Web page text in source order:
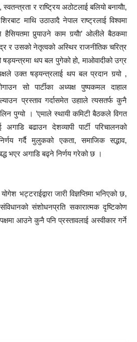
र राष्ट्रिय अठोटलाई बलियो बनायौा,
माथि उठाउादै नेपाल राष्ट्रलाई विश्वमा
पुर्‍याउने काम गर्‍यौा’ ओलीले बैठकमा
र उसको नेतृत्वको अस्थिर राजनीतिक चरित्र
षड्यन्त्रमा थप बल पुगेको हो, माओवादीको उग्र
उक्त षड्यन्त्रलाई थप बल प्रदान गर्‍यो ,
सो पार्टीका अध्यक्ष पुष्पकमल दाहाल
ल्याउन प्रस्ताव गर्दासमेत उहााले त्यसतर्फ कुनै
पुग्यो । ’एमाले स्थायी कमिटी बैठकले विगत
बढाउन देशव्यापी पार्टी परिचालनको
गर्दै मुलुकको एकता, समाजिक सद्भाव,
भएर अगाडि बढ्ने निर्णय गरेको छ ।
भट्टराईद्वारा जारी विज्ञप्तिमा भनिएको छ,
संविधानको संशोधनप्रति सकारात्मक दृष्टिकोण
आउने कुनै पनि प्रस्तावलाई अस्वीकार गर्ने